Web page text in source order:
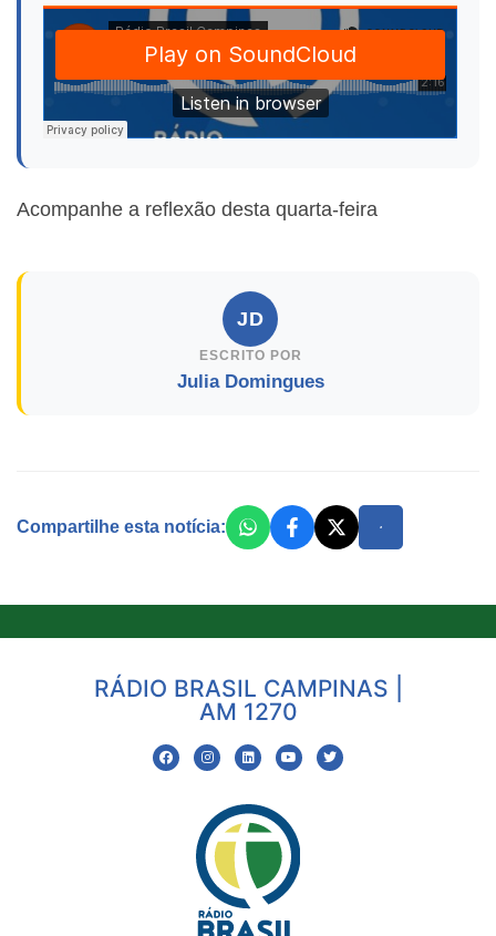
Acompanhe a reflexão desta quarta-feira
JD
ESCRITO POR
Julia Domingues
Compartilhe esta notícia:
RÁDIO BRASIL CAMPINAS |
AM 1270